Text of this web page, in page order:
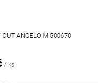
CUT ANGELO M 500670
/ ks